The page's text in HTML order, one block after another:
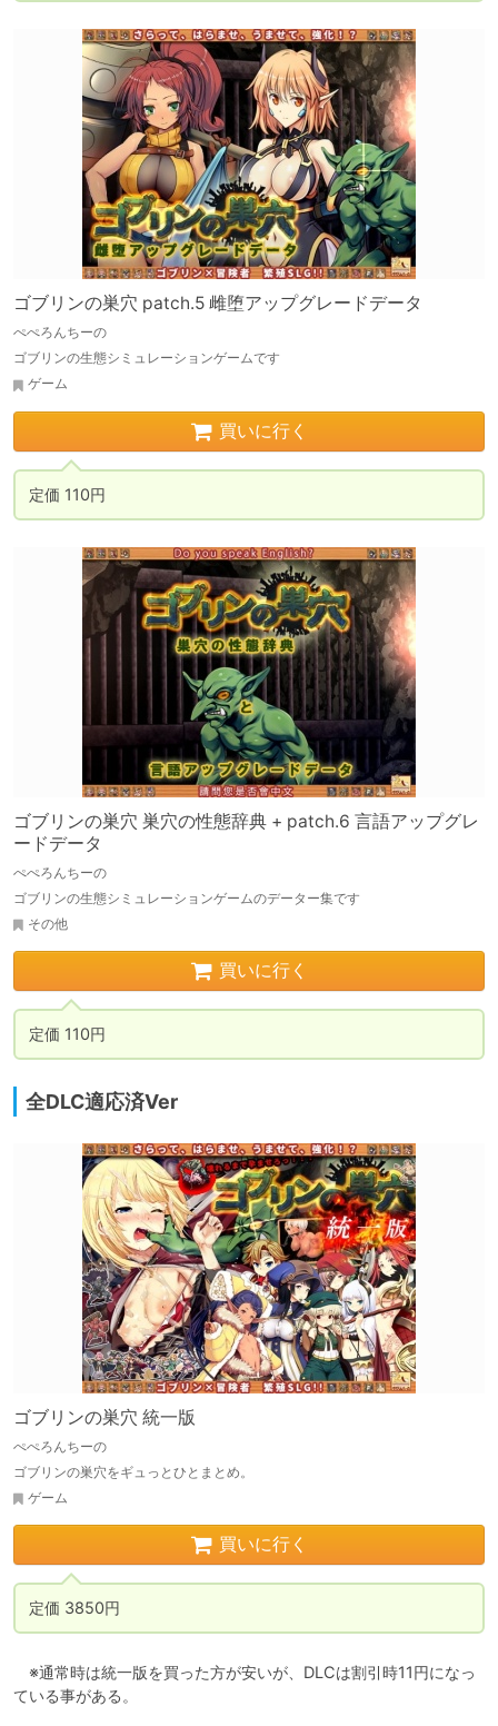
ゴブリンの巣穴 patch.5 雌堕アップグレードデータ
ぺぺろんちーの
ゴブリンの生態シミュレーションゲームです
ゲーム
買いに行く
定価 110円
ゴブリンの巣穴 巣穴の性態辞典 + patch.6 言語アップグレ
ードデータ
ぺぺろんちーの
ゴブリンの生態シミュレーションゲームのデーター集です
その他
買いに行く
定価 110円
全DLC適応済Ver
ゴブリンの巣穴 統一版
ぺぺろんちーの
ゴブリンの巣穴をギュっとひとまとめ。
ゲーム
買いに行く
定価 3850円
※通常時は統一版を買った方が安いが、DLCは割引時11円になっ
ている事がある。